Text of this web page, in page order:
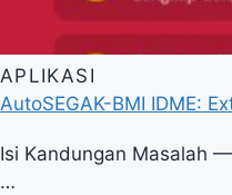
APLIKASI
AutoSEGAK-BMI IDME:
Isi Kandungan Masalah
…